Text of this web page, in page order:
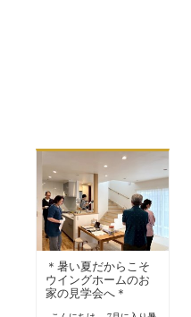
＊暑い夏だからこそ
ウイングホームのお
家の見学会へ＊